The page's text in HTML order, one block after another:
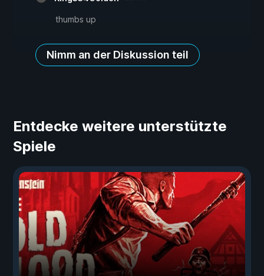
thumbs up
Nimm an der Diskussion teil
Entdecke weitere unterstützte
Spiele